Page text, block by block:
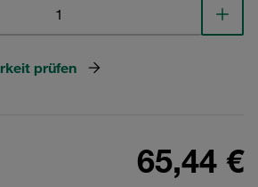
prüfen
65,44 €